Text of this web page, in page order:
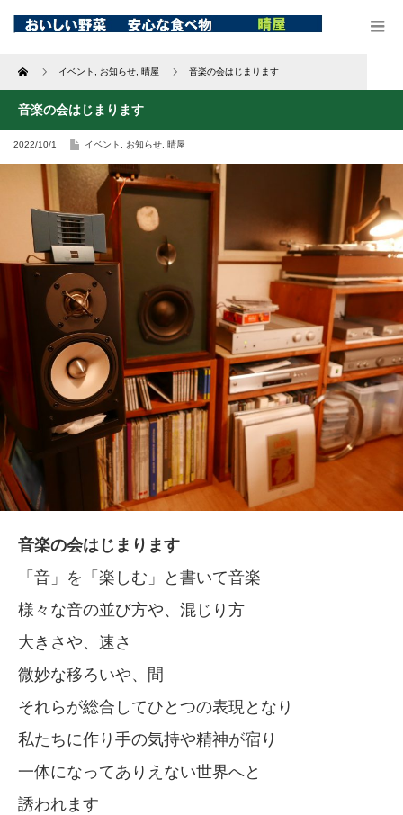
Home イベント お知らせ 晴屋 音楽の会はじまります
音楽の会はじまります
2022/10/1 イベント お知らせ 晴屋
音楽の会はじまります
「音」を「楽しむ」と書いて音楽
様々な音の並び方や、混じり方
大きさや、速さ
微妙な移ろいや、間
それらが総合してひとつの表現となり
私たちに作り手の気持や精神が宿り
一体になってありえない世界へと
誘われます